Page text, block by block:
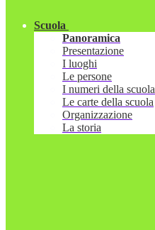
Scuola
Panoramica
Presentazione
I luoghi
Le persone
I numeri della scuola
Le carte della scuola
Organizzazione
La storia